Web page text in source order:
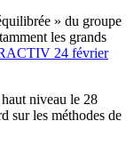
» du groupe
les grands
24 février
niveau le 28
sur les méthodes de